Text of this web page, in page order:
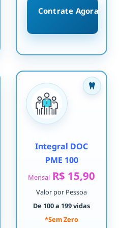
Contrate Agora
Integral DOC
PME 100
Mensal R$ 15,90
Valor por Pessoa
De 100 a 199 vidas
*Sem Zero